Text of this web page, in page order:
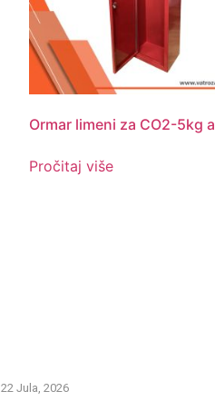
Ormar limeni za CO2-5kg
Pročitaj više
22 Jula, 2026